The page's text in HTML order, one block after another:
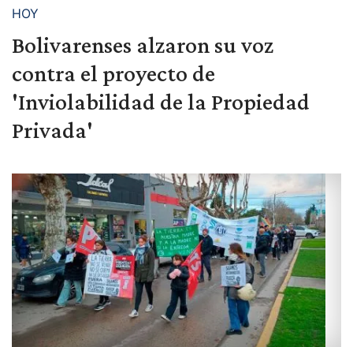
HOY
Bolivarenses alzaron su voz
contra el proyecto de
'Inviolabilidad de la Propiedad
Privada'